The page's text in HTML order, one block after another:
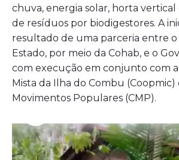
chuva, energia solar, horta
de resíduos por biodigestores. A
resultado de uma parceria entre
Estado, por meio da Cohab, e o
com execução em conjunto com
Mista da Ilha do Combu (Coopmic)
Movimentos Populares (CMP).